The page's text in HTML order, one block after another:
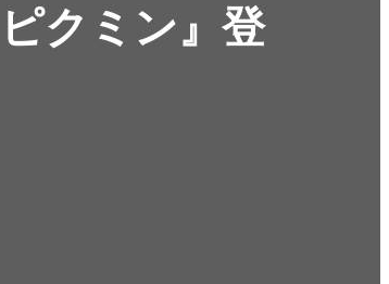
クミン』登